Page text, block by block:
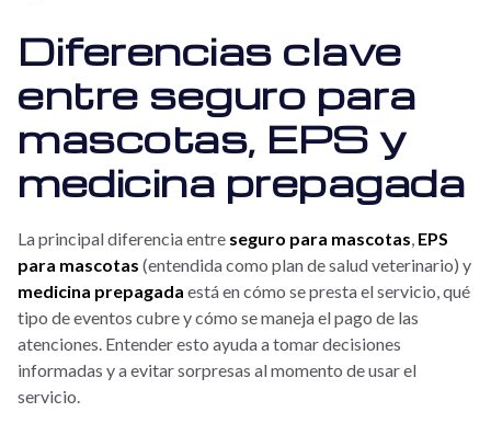
Diferencias clave
entre seguro para
mascotas, EPS y
medicina prepagada
La principal diferencia entre seguro para mascotas, EPS
para mascotas (entendida como plan de salud veterinario) y
medicina prepagada está en cómo se presta el servicio, qué
tipo de eventos cubre y cómo se maneja el pago de las
atenciones. Entender esto ayuda a tomar decisiones
informadas y a evitar sorpresas al momento de usar el
servicio.